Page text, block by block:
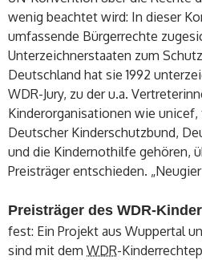
wenig beachtet wird: In dieser
umfassende Bürgerrechte
Unterzeichnerstaaten zum
Deutschland hat sie 1992
WDR-Jury, zu der u.a.
Kinderorganisationen wie
Deutscher Kinderschutzbund,
und die Kindernothilfe gehören,
Preisträger entschieden.
Preisträger des WDR-
fest: Ein Projekt aus Wuppertal
sind mit dem WDR-